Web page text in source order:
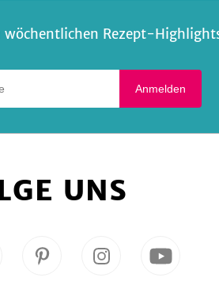
wöchentlichen Rezept-
Anmelden
UNS
Folge
Folge
Folge